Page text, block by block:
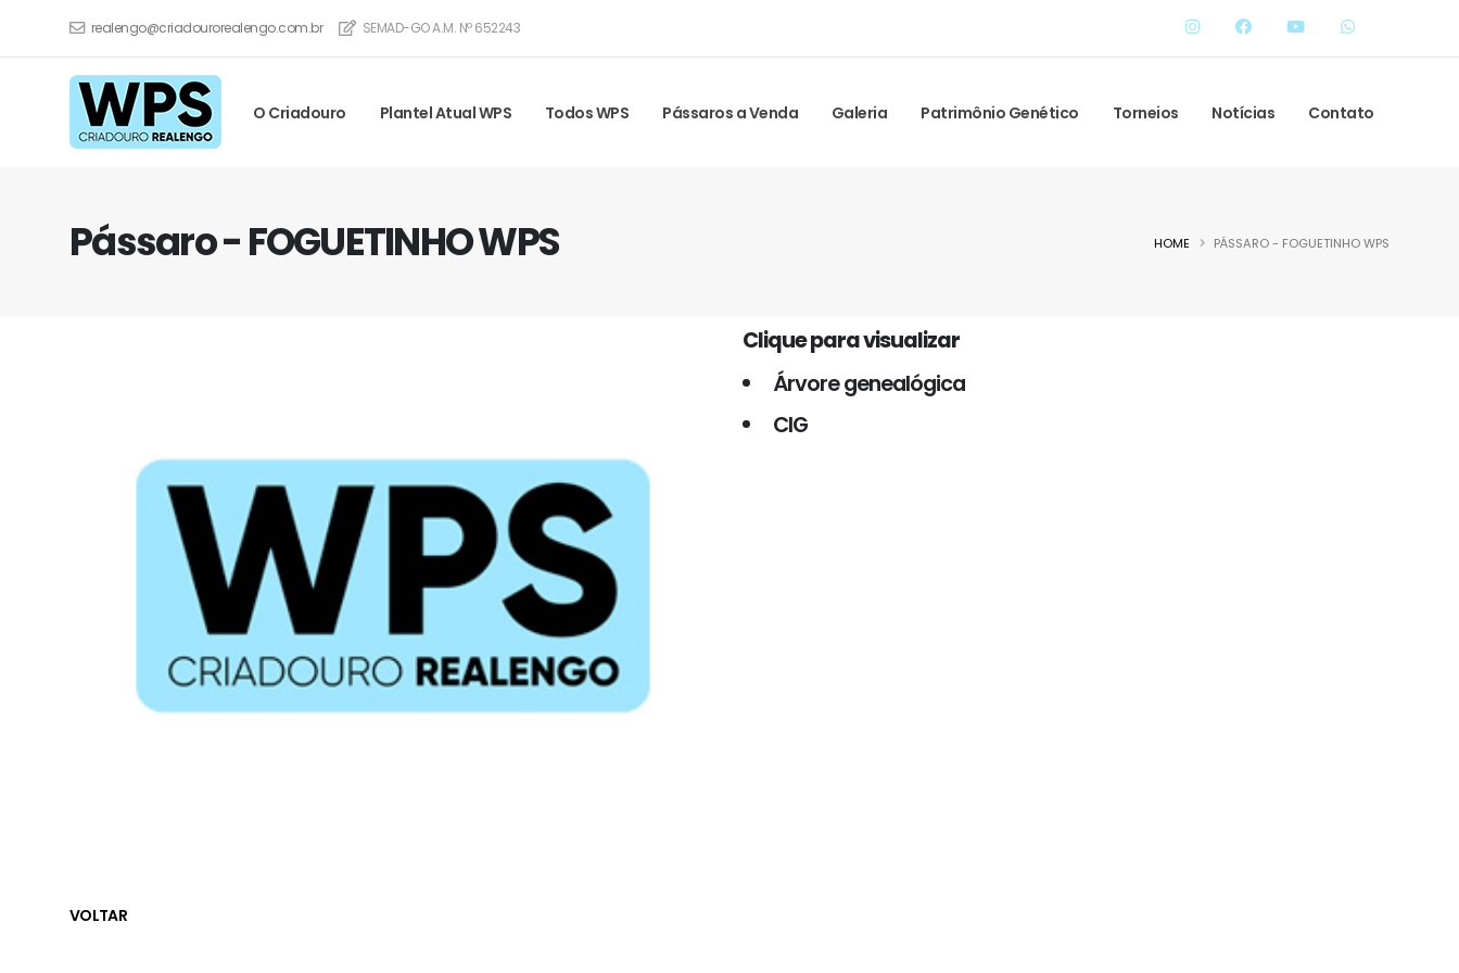
realengo@criadourorealengo.com.br SEMAD-GO A.M. Nº 652243
O Criadouro Plantel Atual WPS Todos WPS Pássaros a Venda Galeria Patrimônio Genético Torneios Notícias Contato
Pássaro - FOGUETINHO WPS HOME PÁSSARO - FOGUETINHO WPS
Clique para visualizar
Árvore genealógica
CIG
VOLTAR